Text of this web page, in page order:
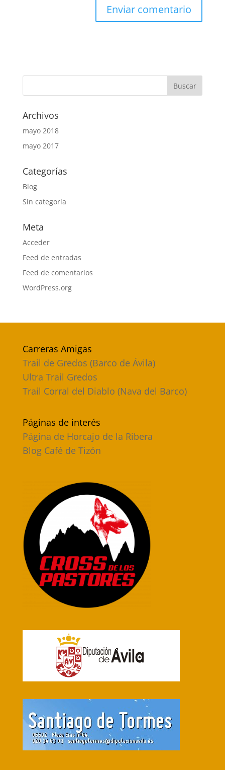
Archivos
mayo 2018
mayo 2017
Categorías
Blog
Sin categoría
Meta
Acceder
Feed de entradas
Feed de comentarios
WordPress.org
Carreras Amigas
Trail de Gredos (Barco de Ávila)
Ultra Trail Gredos
Trail Corral del Diablo (Nava del Barco)
Páginas de interés
Página de Horcajo de la Ribera
Blog Café de Tizón